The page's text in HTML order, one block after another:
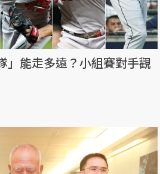
」能走多遠？小組賽對手觀